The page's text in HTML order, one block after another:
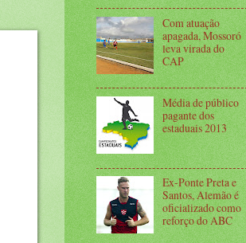
Com atuação
apagada, Mossoró
leva virada do
CAP
Média de público
pagante dos
estaduais 2013
Ex-Ponte Preta e
Santos, Alemão é
oficializado como
reforço do ABC